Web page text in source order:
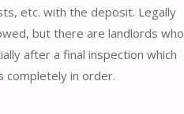
etc. with the deposit. Legally
but there are landlords who
after a final inspection which
completely in order.